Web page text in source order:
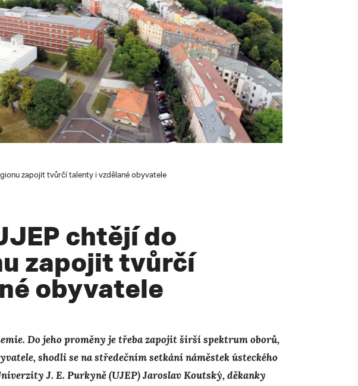
zapojit tvůrčí talenty i vzdělané obyvatele
chtějí do
zapojit tvůrčí
obyvatele
Do jeho proměny je třeba zapojit širší spektrum oborů,
shodli se na středečním setkání náměstek ústeckého
J. E. Purkyně (UJEP) Jaroslav Koutský, děkanky